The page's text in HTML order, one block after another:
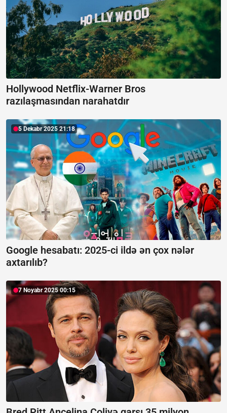
Hollywood Netflix-Warner Bros
razılaşmasından narahatdır
5 Dekabr 2025 21:18
Google hesabatı: 2025-ci ildə ən çox nələr
axtarılıb?
7 Noyabr 2025 00:15